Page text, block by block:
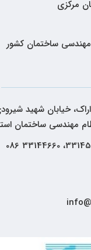
مرکزی
مهندسی ساختمان کشور
خیابان شهید
مهندسی ساختمان